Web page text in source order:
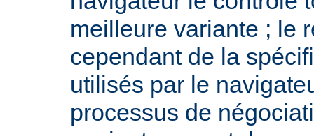
meilleure variante ; le
cependant de la
utilisés par le
processus de